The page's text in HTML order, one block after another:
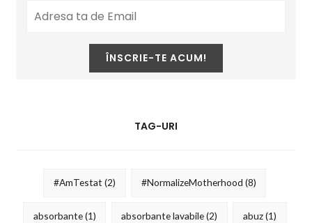
TAG-URI
#AmTestat (2) #NormalizeMotherhood (8)
absorbante(1) absorbante lavabile(2) abuz(1)